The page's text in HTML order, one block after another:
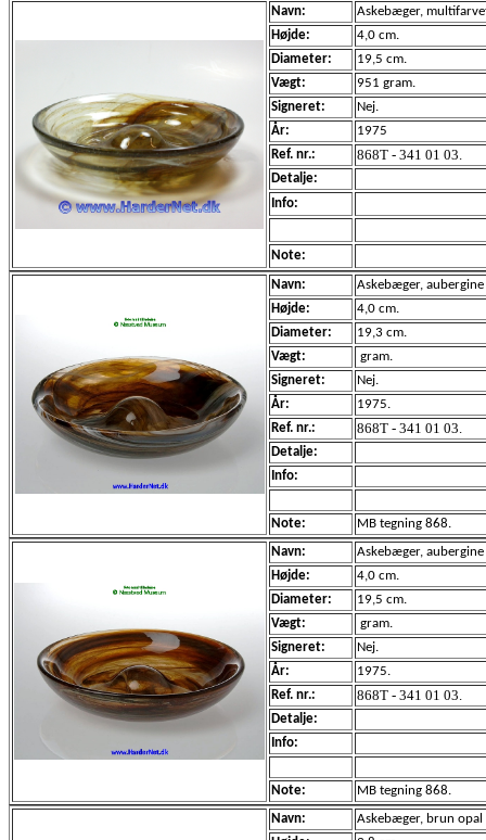
Navn:
Askebæger,
Højde:
4,0 cm.
Diameter:
19,5 cm.
Vægt:
951 gram.
Signeret:
Nej.
År:
1975
Ref. nr.:
868T - 341 01 03.
Detalje:
Info:
Note:
Navn:
Askebæger,
Højde:
4,0 cm.
Diameter:
19,3 cm.
Vægt:
gram.
Signeret:
Nej.
År:
1975.
Ref. nr.:
868T - 341 01 03.
Detalje:
Info:
Note:
MB tegning 868.
Navn:
Askebæger,
Højde:
4,0 cm.
Diameter:
19,5 cm.
Vægt:
gram.
Signeret:
Nej.
År:
1975.
Ref. nr.:
868T - 341 01 03.
Detalje:
Info:
Note:
MB tegning 868.
Navn:
Askebæger, brun